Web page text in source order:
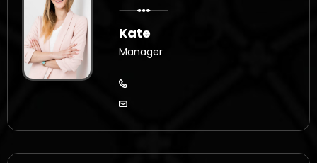
Kate
Manager